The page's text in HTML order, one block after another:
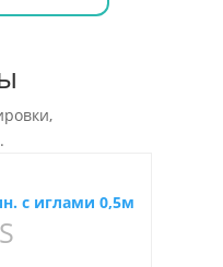
с иглами 0,5м